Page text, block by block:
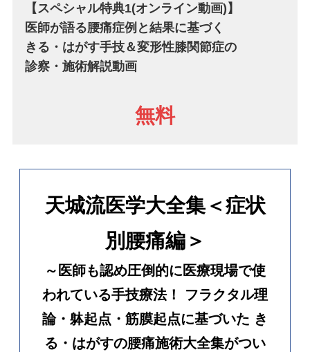
【スペシャル特典1(オンライン動画) 】
医師が語る腰痛症例と結果に基づく
きる・はがす手技＆変形性膝関節症の
診察・施術解説動画
無料
天城流医学大全集＜症状
別腰痛編＞
～医師も認め圧倒的に医療現場で使
われている手技療法！ フラクタル理
論・躰起点・筋膜起点に基づいた き
る・はがすの腰痛施術大全集がつい